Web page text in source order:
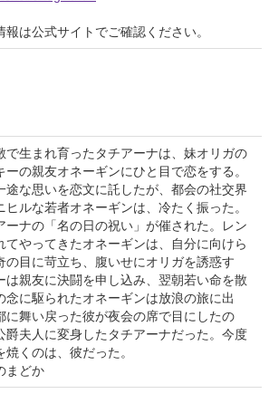
は公式サイトでご確認ください。
で生まれ育ったタチアーナは、妹オリガの
ーの親友オネーギンにひと目で恋をする。
途な思いを恋文に託したが、都会の社交界
ヒルな若者オネーギンは、冷たく振った。
ーナの「名の日の祝い」が催された。レン
てやってきたオネーギンは、自分に向けら
の目に苛立ち、腹いせにオリガを誘惑す
は親友に決闘を申し込み、翌朝若い命を散
念に駆られたオネーギンは放浪の旅に出
に舞い戻った彼が夜会の席で目にしたの
爵夫人に変身したタチアーナだった。今度
くのは、彼だった。
まどか